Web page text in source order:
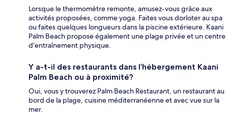
Lorsque le thermomètre remonte, amusez-vous grâce aux
activités proposées, comme yoga. Faites vous dorloter au spa
ou faites quelques longueurs dans la piscine extérieure. Kaani
Palm Beach propose également une plage privée et un centre
d’entraînement physique.
Y a-t-il des restaurants dans l’hébergement Kaani
Palm Beach ou à proximité?
Oui, vous y trouverez Palm Beach Restaurant, un restaurant au
bord de la plage, cuisine méditerranéenne et avec vue sur la
mer.